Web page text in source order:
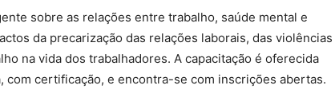
sobre as relações entre trabalho, saúde mental e
da precarização das relações laborais, das violências
na vida dos trabalhadores. A capacitação é oferecida
com certificação, e encontra-se com inscrições abertas.